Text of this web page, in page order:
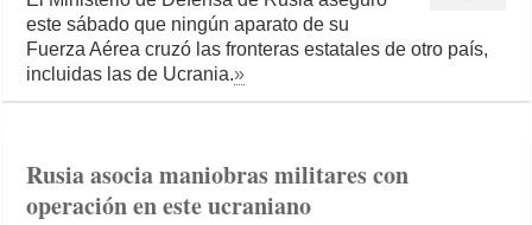
este sábado que ningún aparato de su
Fuerza Aérea cruzó las fronteras estatales de otro país,
incluidas las de Ucrania.»
Rusia asocia maniobras militares con
operación en este ucraniano